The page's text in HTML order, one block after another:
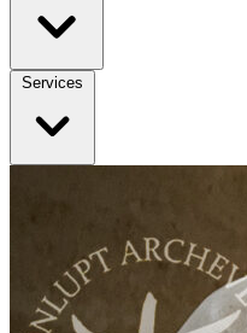
Services